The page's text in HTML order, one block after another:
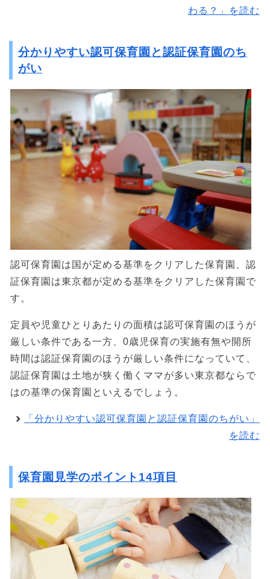
わる？」を読む
分かりやすい認可保育園と認証保育園のち
がい
認可保育園は国が定める基準をクリアした保育園、認
証保育園は東京都が定める基準をクリアした保育園で
す。
定員や児童ひとりあたりの面積は認可保育園のほうが
厳しい条件である一方、0歳児保育の実施有無や開所
時間は認証保育園のほうが厳しい条件になっていて、
認証保育園は土地が狭く働くママが多い東京都ならで
はの基準の保育園といえるでしょう。
「分かりやすい認可保育園と認証保育園のちがい」
を読む
保育園見学のポイント14項目